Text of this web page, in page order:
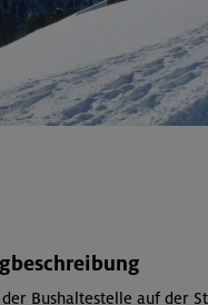
Bushaltestelle auf der